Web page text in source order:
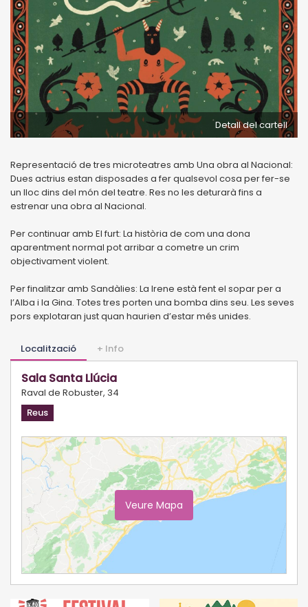
Detall del cartell
Representació de tres microteatres amb Una obra al Nacional:
Dues actrius estan disposades a fer qualsevol cosa per fer-se
un lloc dins del món del teatre. Res no les deturarà fins a
estrenar una obra al Nacional.
Per continuar amb El furt: La història de com una dona
aparentment normal pot arribar a cometre un crim
objectivament violent.
Per finalitzar amb Sandàlies: La Irene està fent el sopar per a
l’Alba i la Gina. Totes tres porten una bomba dins seu. Les seves
pors explotaran just quan haurien d’estar més unides.
Localització + Info
Sala Santa Llúcia
Raval de Robuster, 34
Reus
Veure Mapa